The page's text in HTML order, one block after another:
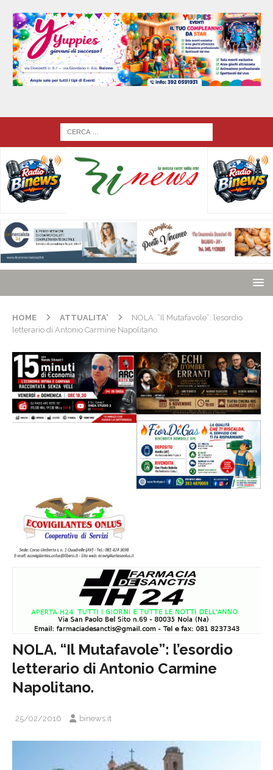
HOME ATTUALITA'
NOLA. “Il Mutafavole”: l’esordio
letterario di Antonio Carmine Napolitano.
NOLA. “Il Mutafavole”: l’esordio
letterario di Antonio Carmine
Napolitano.
25/02/2016 binews.it